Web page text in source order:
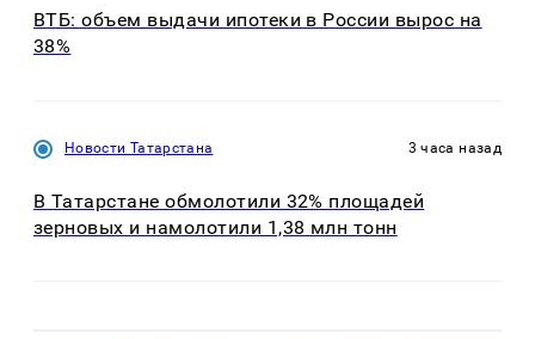
ВТБ: объем выдачи ипотеки в России вырос на
38%
Новости Татарстана 3 часа назад
В Татарстане обмолотили 32% площадей
зерновых и намолотили 1,38 млн тонн